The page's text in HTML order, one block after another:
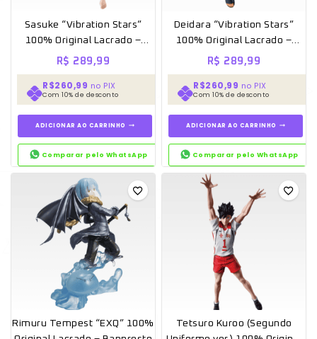
Sasuke “Vibration Stars”
100% Original Lacrado –
Banpresto
R$ 289,99
R$260,99 no PIX
Com 10% de desconto
ADICIONAR AO CARRINHO
Comparar pelo WhatsApp
Deidara “Vibration Stars”
100% Original Lacrado –
Banpresto
R$ 289,99
R$260,99 no PIX
Com 10% de desconto
ADICIONAR AO CARRINHO
Comparar pelo WhatsApp
Rimuru Tempest “EXQ” 100%
Tetsuro Kuroo (Segundo